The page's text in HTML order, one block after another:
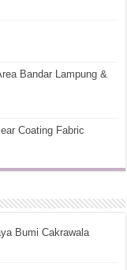
Bandar Lampung &
Coating Fabric
Bumi Cakrawala